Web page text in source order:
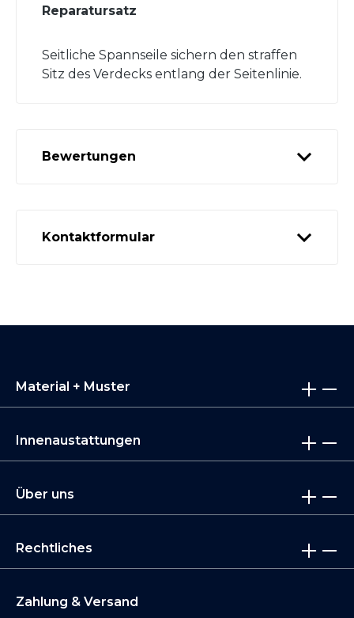
Reparatursatz
Seitliche Spannseile sichern den straffen
Sitz des Verdecks entlang der Seitenlinie.
Bewertungen
Kontaktformular
Material + Muster
Innenaustattungen
Über uns
Rechtliches
Zahlung & Versand